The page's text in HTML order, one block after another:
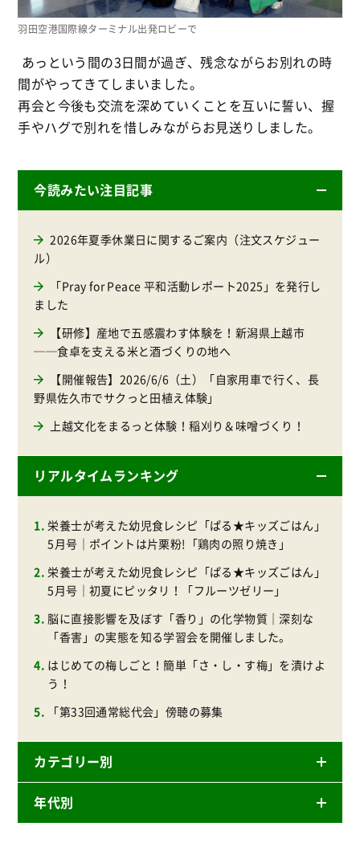
羽田空港国際線ターミナル出発ロビーで
あっという間の3日間が過ぎ、残念ながらお別れの時
間がやってきてしまいました。
再会と今後も交流を深めていくことを互いに誓い、握
手やハグで別れを惜しみながらお見送りしました。
今読みたい注目記事
2026年夏季休業日に関するご案内（注文スケジュー
ル）
「Pray for Peace 平和活動レポート2025」を発行し
ました
【研修】産地で五感震わす体験を！新潟県上越市
──食卓を支える米と酒づくりの地へ
【開催報告】2026/6/6（土）「自家用車で行く、長
野県佐久市でサクっと田植え体験」
上越文化をまるっと体験！稲刈り＆味噌づくり！
リアルタイムランキング
栄養士が考えた幼児食レシピ「ぱる★キッズごはん」
5月号｜ポイントは片栗粉!「鶏肉の照り焼き」
栄養士が考えた幼児食レシピ「ぱる★キッズごはん」
5月号｜初夏にピッタリ！「フルーツゼリー」
脳に直接影響を及ぼす「香り」の化学物質｜深刻な
「香害」の実態を知る学習会を開催しました。
はじめての梅しごと！簡単「さ・し・す梅」を漬けよ
う！
「第33回通常総代会」傍聴の募集
カテゴリー別
ニュースリリース
年代別